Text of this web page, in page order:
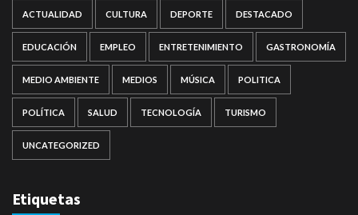
ACTUALIDAD CULTURA DEPORTE DESTACADO
EDUCACIÓN EMPLEO ENTRETENIMIENTO GASTRONOMÍA
MEDIO AMBIENTE MEDIOS MÚSICA POLITICA
POLÍTICA SALUD TECNOLOGÍA TURISMO
UNCATEGORIZED
Etiquetas